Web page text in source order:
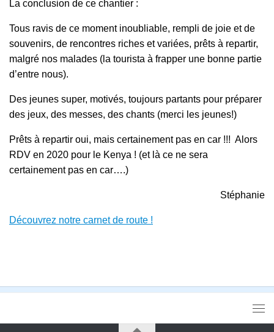
La conclusion de ce chantier :
Tous ravis de ce moment inoubliable, rempli de joie et de
souvenirs, de rencontres riches et variées, prêts à repartir,
malgré nos malades (la tourista à frapper une bonne partie
d’entre nous).
Des jeunes super, motivés, toujours partants pour préparer
des jeux, des messes, des chants (merci les jeunes!)
Prêts à repartir oui, mais certainement pas en car !!! Alors
RDV en 2020 pour le Kenya ! (et là ce ne sera
certainement pas en car….)
Stéphanie
Découvrez notre carnet de route !